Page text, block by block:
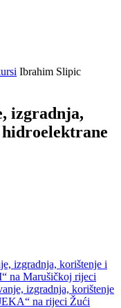
Ibrahim Slipic
izgradnja,
izgradnja, korištenje i
na Marušičkoj rijeci
izgradnja, korištenje
na rijeci Žući